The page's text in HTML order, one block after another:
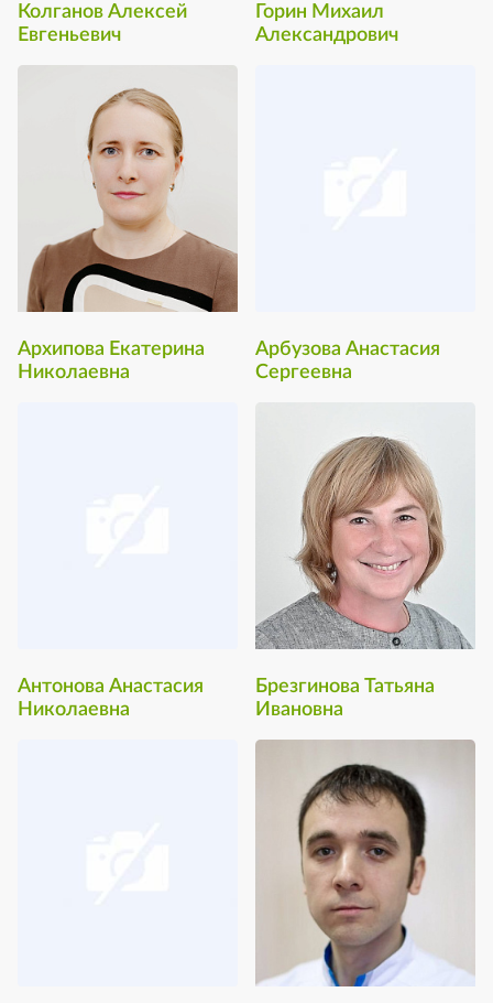
Колганов Алексей
Евгеньевич
Горин Михаил
Александрович
Архипова Екатерина
Николаевна
Арбузова Анастасия
Сергеевна
Антонова Анастасия
Николаевна
Брезгинова Татьяна
Ивановна